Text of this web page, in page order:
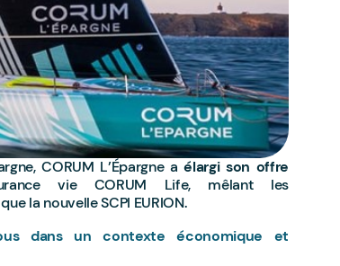
CORUM L’Épargne aélargi son offre
vie CORUM Life, mêlant les
la nouvelle SCPI EURION.
dans un contexte économique et